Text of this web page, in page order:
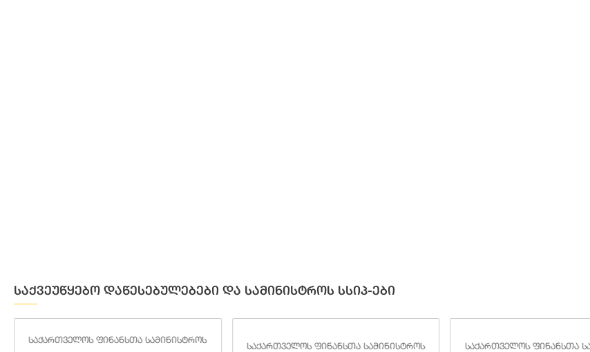
საქვეუწყებო დაწესებულებები და სამინისტროს სსიპ-ები
საქართველოს ფინანსთა სამინისტროს
საქართველოს ფინანსთა სამინისტროს
საქართველოს ფინანსთა